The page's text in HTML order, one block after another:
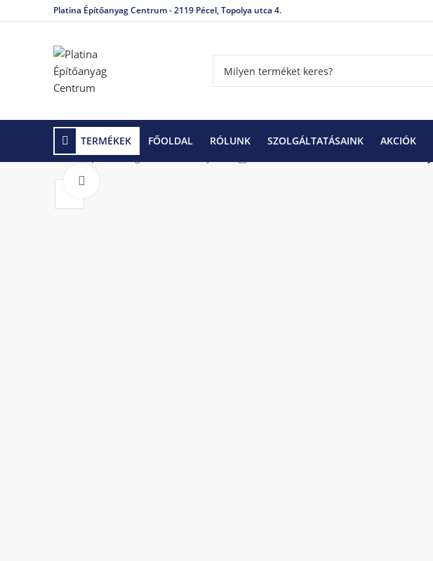
Platina Építőanyag Centrum - 2119 Pécel, Topolya utca 4.
TERMÉKEK FŐOLDAL RÓLUNK SZOLGÁLTATÁSAINK AKCIÓK
Kezdőlap Hidegburkolás